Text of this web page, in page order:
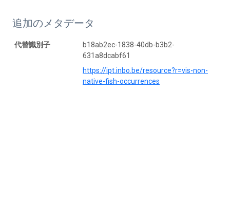
追加のメタデータ
代替識別子
b18ab2ec-1838-40db-b3b2-
631a8dcabf61
https://ipt.inbo.be/resource?r=vis-non-
native-fish-occurrences